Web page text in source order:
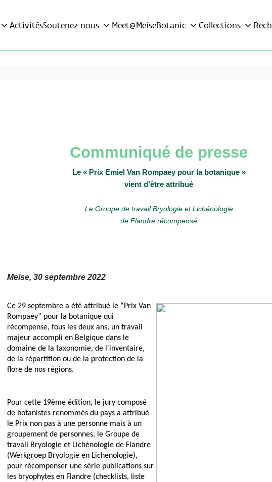
ActivitésSoutenez-nous Meet@MeiseBotanic Collections
Communiqué de presse
Le « Prix Emiel Van Rompaey pour la botanique »
vient d’être attribué
Le Groupe de travail Bryologie et Lichénologie
de Flandre récompensé
Meise, 30 septembre 2022
Ce 29 septembre a été attribué le “Prix Van
Rompaey” pour la botanique qui
récompense, tous les deux ans, un travail
majeur accompli en Belgique dans le
domaine de la taxonomie, de l'inventaire,
de la répartition ou de la protection de la
flore de nos régions.
Pour cette 19ème édition, le jury composé
de botanistes renommés du pays a attribué
le Prix non pas à une personne mais à un
groupement de personnes, le Groupe de
travail Bryologie et Lichénologie de Flandre
(Werkgroep Bryologie en Lichenologie),
pour récompenser une série publications sur
les bryophytes en Flandre (checklists, liste